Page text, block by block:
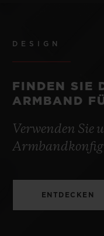
DESIGN
FINDEN SIE
ARMBAND
Verwenden Sie
ENTDECKEN